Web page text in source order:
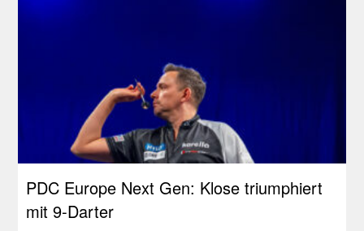
PDC Europe Next Gen: Klose triumphiert
mit 9-Darter